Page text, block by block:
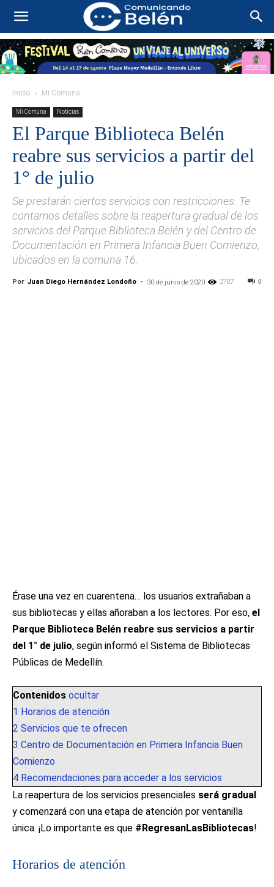
Inicio Mi Comuna
Mi Comuna Noticias
El Parque Biblioteca Belén
reabre sus servicios a partir del
1° de julio
Se prestarán ciertos servicios con restricciones. Te
contamos detalles sobre la reapertura gradual de los
servicios del Parque Biblioteca Belén y del Centro de
Documentación en Primera Infancia Buen Comienzo,
ubicados en la comuna 16.
Por Juan Diego Hernández Londoño - 30 de junio de 2020 0
3787
Érase una vez en cuarentena… los usuarios extrañaban a
sus bibliotecas y ellas añoraban a los lectores. Por eso, el
Parque Biblioteca Belén reabre sus servicios a partir
del 1° de julio, según informó el Sistema de Bibliotecas
Públicas de Medellín.
Contenidos ocultar
1 Horarios de atención
2 Servicios que te ofrecen
3 Centro de Documentación en Primera Infancia Buen
Comienzo
4 Recomendaciones para acceder a los servicios
La reapertura de los servicios presenciales será gradual
y comenzará con una etapa de atención por ventanilla
única. ¡Lo importante es que #RegresanLasBibliotecas!
Horarios de atención